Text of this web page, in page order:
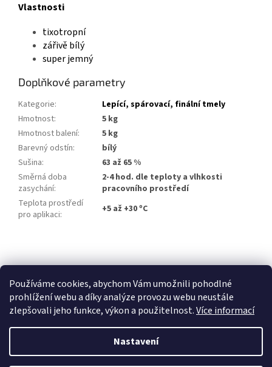
Používáme cookies, abychom Vám umožnili pohodlné
prohlížení webu a díky analýze provozu webu neustále
zlepšovali jeho funkce, výkon a použitelnost.Více informací
Nastavení
Vlastnosti
tixotropní
zářivě bílý
super jemný
Doplňkové parametry
Kategorie:
Lepící, spárovací, finální tmely
Hmotnost:
5 kg
Hmotnost balení:
5 kg
Barevný odstín:
bílý
Sušina:
63 až 65 %
Směrná doba
zasychání:
2-4 hod. dle teploty a vlhkosti
pracovního prostředí
Teplota prostředí
pro aplikaci: +5 až +30 ºC
á
Vytvořil Shoptet